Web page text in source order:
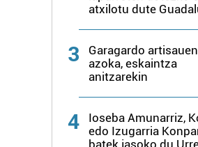
atxilotu dute
3
Garagardo artisauen
azoka, eskaintza
anitzarekin
4
Ioseba Amunarriz,
edo Izugarria
batek jasoko du